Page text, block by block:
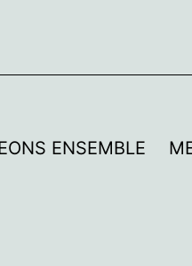
ENSEMBLE